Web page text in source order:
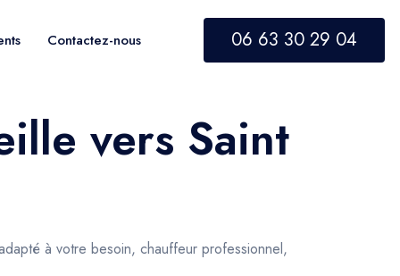
Contactez-nous 06 63 30 29 04
vers Saint
à votre besoin, chauffeur professionnel,